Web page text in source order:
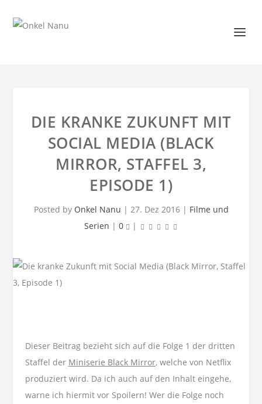
DIE KRANKE ZUKUNFT MIT
SOCIAL MEDIA (BLACK
MIRROR, STAFFEL 3,
EPISODE 1)
Posted by Onkel Nanu | 27. Dez 2016| Filme und
Serien | 0 |
Dieser Beitrag bezieht sich auf die Folge 1 der dritten
Staffel der Miniserie Black Mirror, welche von Netflix
produziert wird. Da ich auch auf den Inhalt eingehe,
warne ich hiermit vor Spoilern! Wer die Folge noch